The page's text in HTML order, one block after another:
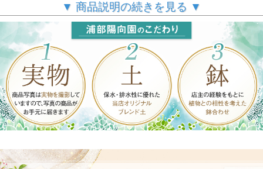
▼ 商品説明の続きを見る ▼